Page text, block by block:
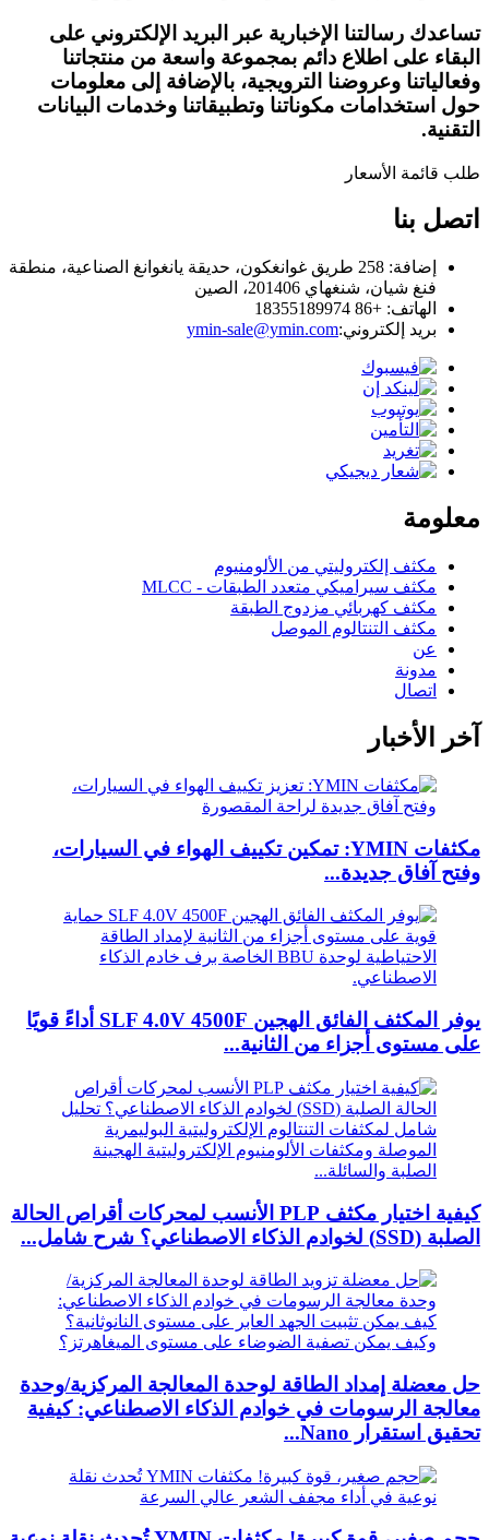
تساعدك رسالتنا الإخبارية عبر البريد الإلكتروني على
البقاء على اطلاع دائم بمجموعة واسعة من منتجاتنا
وفعالياتنا وعروضنا الترويجية، بالإضافة إلى معلومات
حول استخدامات مكوناتنا وتطبيقاتنا وخدمات البيانات
التقنية.
طلب قائمة الأسعار
اتصل بنا
إضافة: 258 طريق غوانغكون، حديقة يانغوانغ الصناعية، منطقة
فنغ شيان، شنغهاي 201406، الصين
الهاتف: +86 18355189974
بريد إلكتروني:ymin-sale@ymin.com
معلومة
مكثف إلكتروليتي من الألومنيوم
مكثف سيراميكي متعدد الطبقات - MLCC
مكثف كهربائي مزدوج الطبقة
مكثف التنتالوم الموصل
عن
مدونة
اتصال
آخر الأخبار
مكثفات YMIN: تمكين تكييف الهواء في السيارات،
وفتح آفاق جديدة...
يوفر المكثف الفائق الهجين SLF 4.0V 4500F أداءً قويًا
على مستوى أجزاء من الثانية...
كيفية اختيار مكثف PLP الأنسب لمحركات أقراص الحالة
الصلبة (SSD) لخوادم الذكاء الاصطناعي؟ شرح شامل...
حل معضلة إمداد الطاقة لوحدة المعالجة المركزية/وحدة
معالجة الرسومات في خوادم الذكاء الاصطناعي: كيفية
تحقيق استقرار Nano...